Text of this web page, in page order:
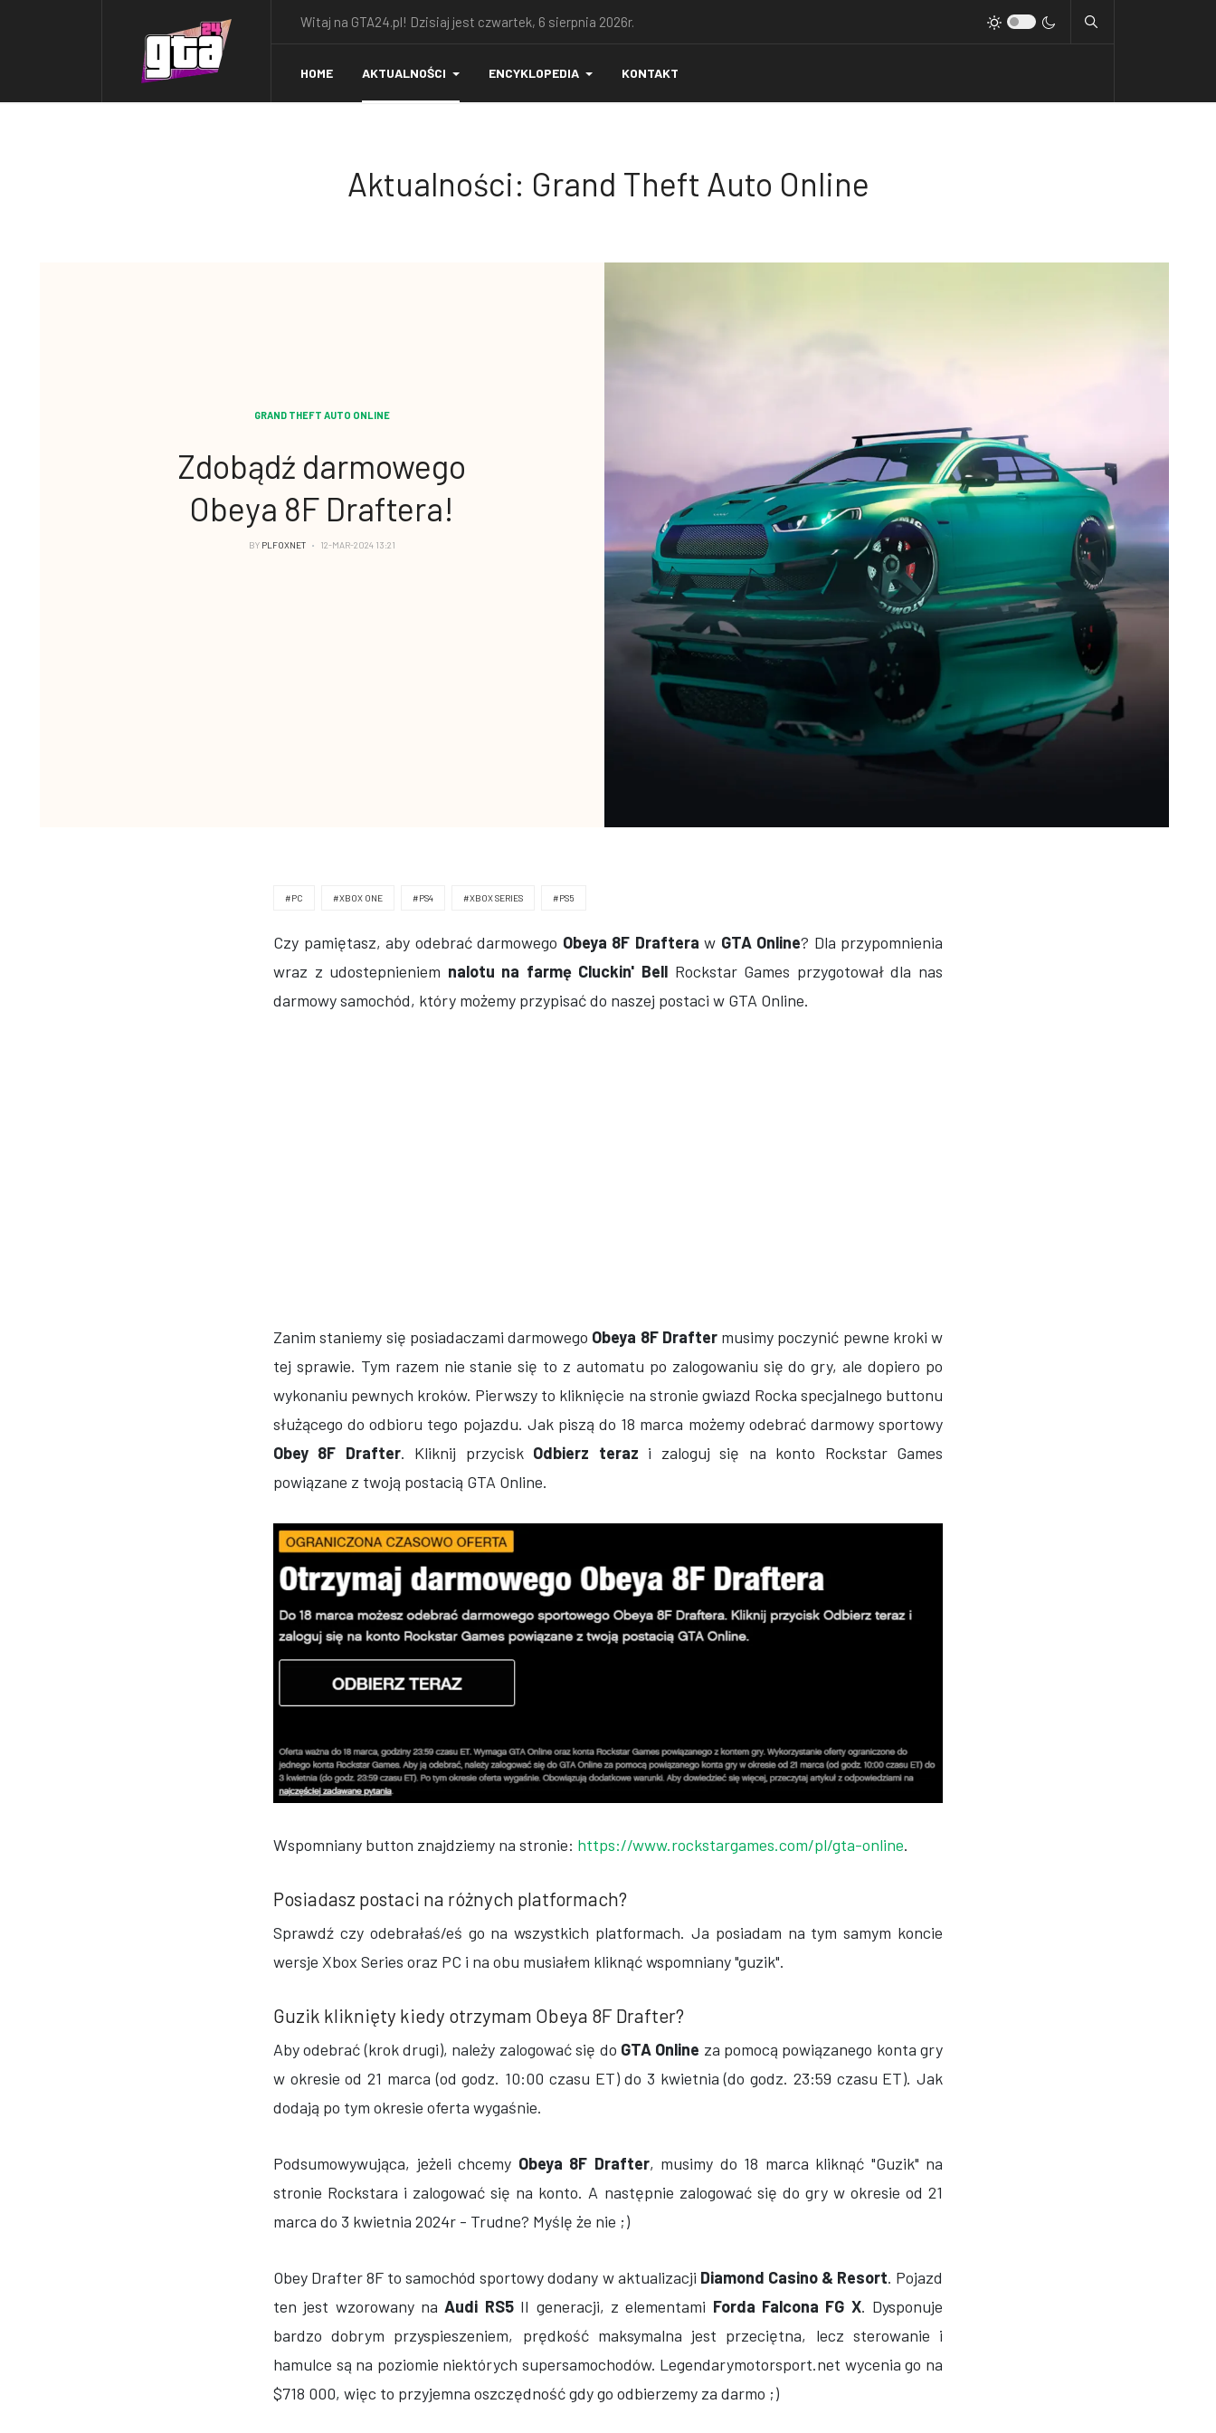
Witaj na GTA24.pl! Dzisiaj jest czwartek, 6 sierpnia 2026r.
HOME AKTUALNOŚCI ENCYKLOPEDIA KONTAKT
Aktualności: Grand Theft Auto Online
GRAND THEFT AUTO ONLINE
Zdobądź darmowego
Obeya 8F Draftera!
BY PLFOXNET 12-MAR-2024 13:21
#PC #XBOX ONE #PS4 #XBOX SERIES #PS5
Czy pamiętasz, aby odebrać darmowego Obeya 8F Draftera w GTA Online? Dla przypomnienia
wraz z udostepnieniem nalotu na farmę Cluckin' Bell Rockstar Games przygotował dla nas
darmowy samochód, który możemy przypisać do naszej postaci w GTA Online.
Zanim staniemy się posiadaczami darmowego Obeya 8F Draftermusimy poczynić pewne kroki w
tej sprawie. Tym razem nie stanie się to z automatu po zalogowaniu się do gry, ale dopiero po
wykonaniu pewnych kroków. Pierwszy to kliknięcie na stronie gwiazd Rocka specjalnego buttonu
służącego do odbioru tego pojazdu. Jak piszą do 18 marca możemy odebrać darmowy sportowy
Obey 8F Drafter. Kliknij przycisk Odbierz teraz i zaloguj się na konto Rockstar Games
powiązane z twoją postacią GTA Online.
Wspomniany button znajdziemy na stronie: https://www.rockstargames.com/pl/gta-online.
Posiadasz postaci na różnych platformach?
Sprawdź czy odebrałaś/eś go na wszystkich platformach. Ja posiadam na tym samym koncie
wersje Xbox Series oraz PC i na obu musiałem kliknąć wspomniany "guzik".
Guzik kliknięty kiedy otrzymam Obeya 8F Drafter?
Aby odebrać (krok drugi), należy zalogować się do GTA Online za pomocą powiązanego konta gry
w okresie od 21 marca (od godz. 10:00 czasu ET) do 3 kwietnia (do godz. 23:59 czasu ET). Jak
dodają po tym okresie oferta wygaśnie.
Podsumowywująca, jeżeli chcemy Obeya 8F Drafter, musimy do 18 marca kliknąć "Guzik" na
stronie Rockstara i zalogować się na konto. A następnie zalogować się do gry w okresie od 21
marca do 3 kwietnia 2024r - Trudne? Myślę że nie ;)
Obey Drafter 8F to samochód sportowy dodany w aktualizacji Diamond Casino & Resort. Pojazd
ten jest wzorowany naAudi RS5II generacji, z elementami Forda Falcona FG X. Dysponuje
bardzo dobrym przyspieszeniem, prędkość maksymalna jest przeciętna, lecz sterowanie i
hamulce są na poziomie niektórych supersamochodów. Legendarymotorsport.net wycenia go na
$718 000, więc to przyjemna oszczędność gdy go odbierzemy za darmo ;)